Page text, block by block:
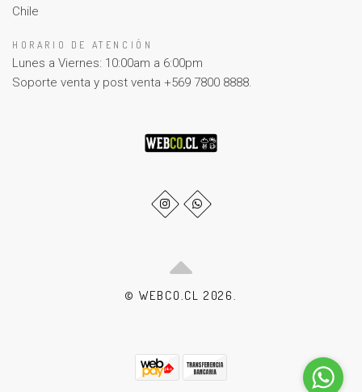
Chile
HORARIO DE ATENCIÓN
Lunes a Viernes: 10:00am a 6:00pm
Soporte venta y post venta +569 7800 8888.
© WEBCO.CL 2026.